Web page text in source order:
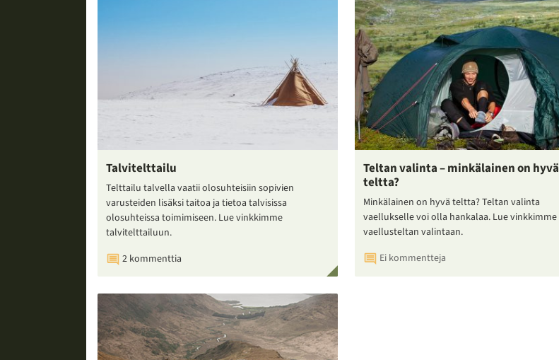
Talvitelttailu
Telttailu talvella vaatii olosuhteisiin sopivien
varusteiden lisäksi taitoa ja tietoa talvisissa
olosuhteissa toimimiseen. Lue vinkkimme
talvitelttailuun.
2 kommenttia
Teltan valinta – minkälainen on hyvä
teltta?
Minkälainen on hyvä teltta? Teltan valinta
vaellukselle voi olla hankalaa. Lue vinkkimme
vaellusteltan valintaan.
Ei kommentteja